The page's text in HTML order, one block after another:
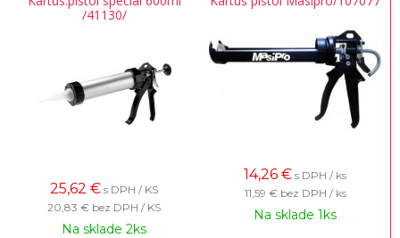
/41130/
25,62 € s DPH / KS
20,83 € bez DPH / KS
Na sklade 2ks
14,26 € s DPH / ks
11,59 € bez DPH / ks
Na sklade 1ks